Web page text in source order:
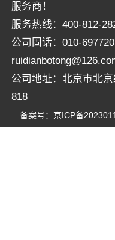
服务商！
服务热线：400-812-
公司固话：010-
公司地址：北京市北
818
备案号： 京ICP备